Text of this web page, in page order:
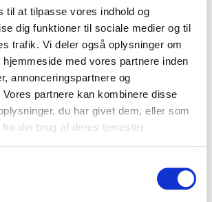
til at tilpasse vores indhold og
dig funktioner til sociale medier og til
trafik. Vi deler også oplysninger om
med vores partnere inden
annonceringspartnere og
partnere kan kombinere disse
du har givet dem, eller som
din brug af deres tjenester.
man ser frem til at komme til
kredser om innovation, fremtidens
teknologiens betydning for
Rashidet oplagt valg. Han
om digital sundhed, menneskelig
trends og giver deltagerne
teknologi påvirker os i
man ønsker at styrke fællesskab,
Sisse